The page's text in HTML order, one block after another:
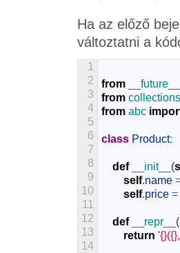
Ha az előző
változtatni a
1
2
3
4
5
6
7
8
9
10
11
12
13
14
from __future__
from collections
from abc
class Product:
def __init__ (
self.name
self.price =
def __repr__ (
return